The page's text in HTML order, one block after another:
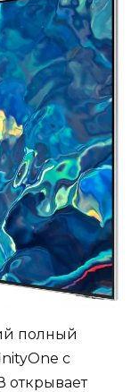
полный
с
открывает